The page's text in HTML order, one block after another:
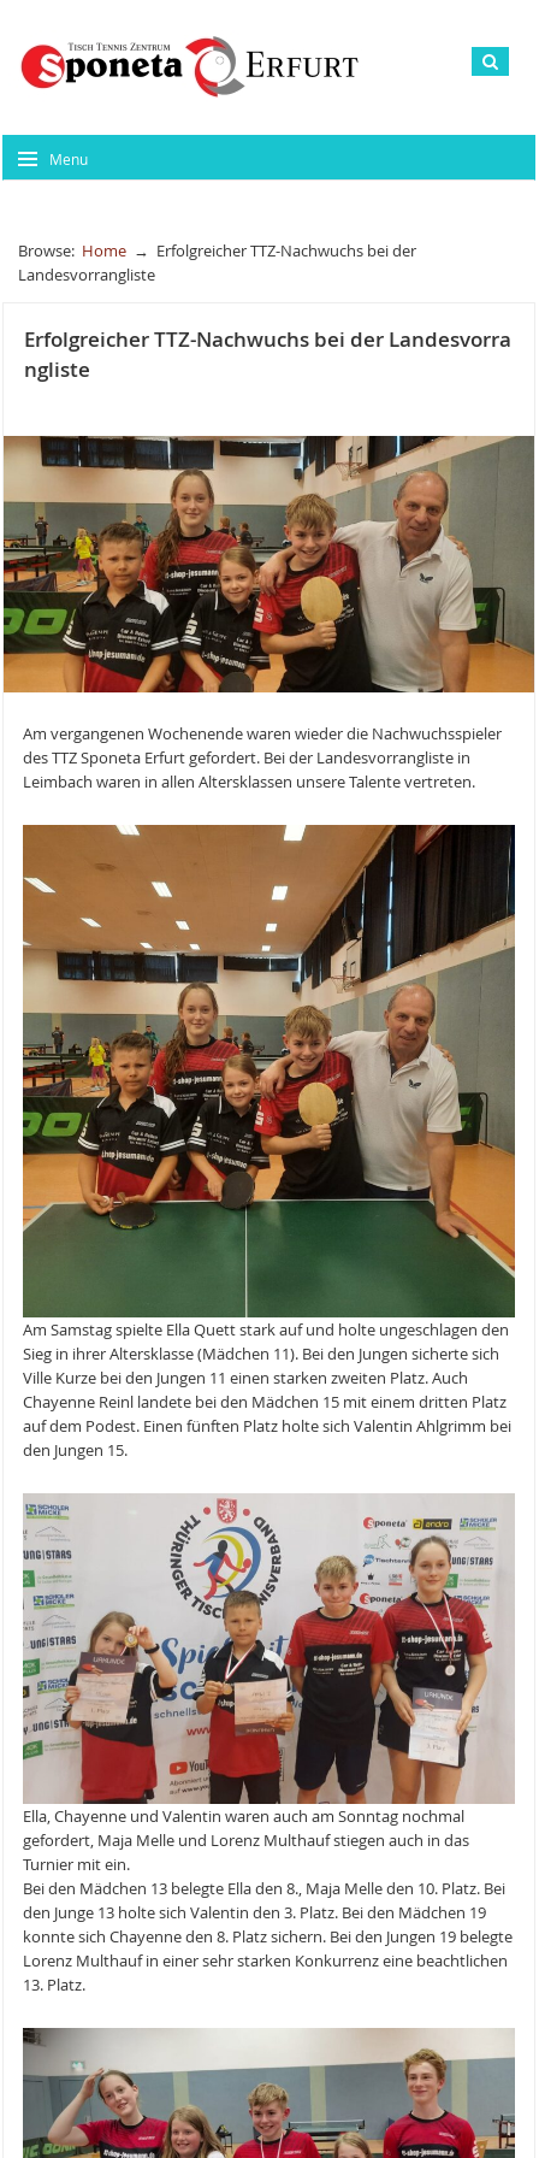
Menu
Browse: Home → Erfolgreicher TTZ-Nachwuchs bei der
Landesvorrangliste
Erfolgreicher TTZ-Nachwuchs bei der Landesvorra
ngliste
Am vergangenen Wochenende waren wieder die Nachwuchsspieler
des TTZ Sponeta Erfurt gefordert. Bei der Landesvorrangliste in
Leimbach waren in allen Altersklassen unsere Talente vertreten.
Am Samstag spielte Ella Quett stark auf und holte ungeschlagen den
Sieg in ihrer Altersklasse (Mädchen 11). Bei den Jungen sicherte sich
Ville Kurze bei den Jungen 11 einen starken zweiten Platz. Auch
Chayenne Reinl landete bei den Mädchen 15 mit einem dritten Platz
auf dem Podest. Einen fünften Platz holte sich Valentin Ahlgrimm bei
den Jungen 15.
Ella, Chayenne und Valentin waren auch am Sonntag nochmal
gefordert, Maja Melle und Lorenz Multhauf stiegen auch in das
Turnier mit ein.
Bei den Mädchen 13 belegte Ella den 8., Maja Melle den 10. Platz. Bei
den Junge 13 holte sich Valentin den 3. Platz. Bei den Mädchen 19
konnte sich Chayenne den 8. Platz sichern. Bei den Jungen 19 belegte
Lorenz Multhauf in einer sehr starken Konkurrenz eine beachtlichen
13. Platz.